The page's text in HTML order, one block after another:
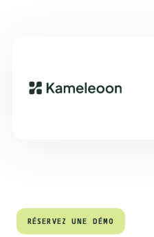
Sommaire
RÉSERVEZ UNE DÉMO
RÉSERVEZ UNE DÉMO